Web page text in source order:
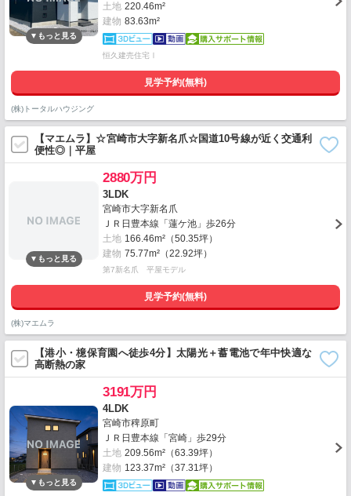
土地 220.46m²
建物 83.63m²
恒久建売住宅Ⅰ
見学予約(無料)
(株)トータルハウジング
【マエムラ】☆宮崎市大字新名爪☆国道10号線が近く交通利
便性◎｜平屋
2880万円
3LDK
宮崎市大字新名爪
ＪＲ日豊本線「蓮ケ池」歩26分
土地 166.46m²（50.35坪）
建物 75.77m²（22.92坪）
第7新名爪 平屋モデル
見学予約(無料)
(株)マエムラ
【港小・檍保育園へ徒歩4分】太陽光＋蓄電池で年中快適な
高断熱の家
3191万円
4LDK
宮崎市稗原町
ＪＲ日豊本線「宮崎」歩29分
土地 209.56m²（63.39坪）
建物 123.37m²（37.31坪）